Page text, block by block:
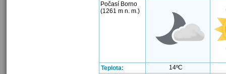
Počasí Borno
(1261 m n. m.)
Teplota:
14ºC